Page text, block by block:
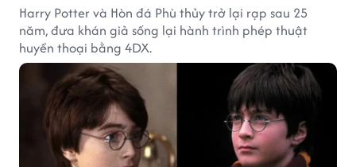
Harry Potter và Hòn đá Phù thủy trở lại rạp sau 25
năm, đưa khán giả sống lại hành trình phép thuật
huyền thoại bằng 4DX.